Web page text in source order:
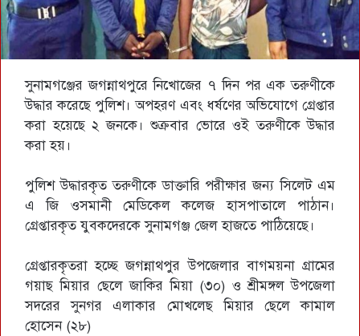
সুনামগঞ্জের জগন্নাথপুরে নিখোজের ৭ দিন পর এক তরুণীকে
উদ্ধার করেছে পুলিশ। অপহরণ এবং ধর্ষণের অভিযোগে গ্রেপ্তার
করা হয়েছে ২ জনকে। শুক্রবার ভোরে ওই তরুণীকে উদ্ধার
করা হয়।
পুলিশ উদ্ধারকৃত তরুণীকে ডাক্তারি পরীক্ষার জন্য সিলেট এম
এ জি ওসমানী মেডিকেল কলেজ হাসপাতালে পাঠান।
গ্রেপ্তারকৃত যুবকদেরকে সুনামগঞ্জ জেল হাজতে পাঠিয়েছে।
গ্রেপ্তারকৃতরা হচ্ছে জগন্নাথপুর উপজেলার বাগময়না গ্রামের
গয়াছ মিয়ার ছেলে জাকির মিয়া (৩০) ও শ্রীমঙ্গল উপজেলা
সদরের সুনগর এলাকার মোখলেছ মিয়ার ছেলে কামাল
হোসেন (২৮)